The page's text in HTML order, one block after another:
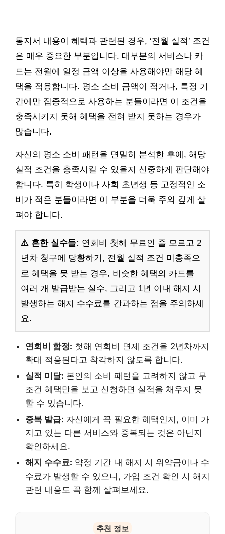
통지서 내용이 혜택과 관련된 경우, ‘전월 실적’ 조건
은 매우 중요한 부분입니다. 대부분의 서비스나 카
드는 전월에 일정 금액 이상을 사용해야만 해당 혜
택을 적용합니다. 평소 소비 금액이 적거나, 특정 기
간에만 집중적으로 사용하는 분들이라면 이 조건을
충족시키지 못해 혜택을 전혀 받지 못하는 경우가
많습니다.
자신의 평소 소비 패턴을 면밀히 분석한 후에, 해당
실적 조건을 충족시킬 수 있을지 신중하게 판단해야
합니다. 특히 학생이나 사회 초년생 등 고정적인 소
비가 적은 분들이라면 이 부분을 더욱 주의 깊게 살
펴야 합니다.
⚠️ 흔한 실수들: 연회비 첫해 무료인 줄 모르고 2
년차 청구에 당황하기, 전월 실적 조건 미충족으
로 혜택을 못 받는 경우, 비슷한 혜택의 카드를
여러 개 발급받는 실수, 그리고 1년 이내 해지 시
발생하는 해지 수수료를 간과하는 점을 주의하세
요.
연회비 함정: 첫해 연회비 면제 조건을 2년차까지
확대 적용된다고 착각하지 않도록 합니다.
실적 미달: 본인의 소비 패턴을 고려하지 않고 무
조건 혜택만을 보고 신청하면 실적을 채우지 못
할 수 있습니다.
중복 발급: 자신에게 꼭 필요한 혜택인지, 이미 가
지고 있는 다른 서비스와 중복되는 것은 아닌지
확인하세요.
해지 수수료: 약정 기간 내 해지 시 위약금이나 수
수료가 발생할 수 있으니, 가입 조건 확인 시 해지
관련 내용도 꼭 함께 살펴보세요.
추천 정보